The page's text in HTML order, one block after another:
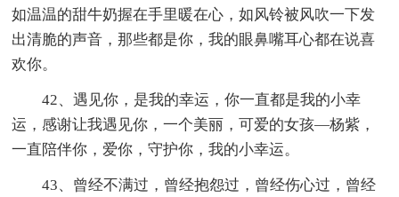
如温温的甜牛奶握在手里暖在心，如风铃被风吹一下发
出清脆的声音，那些都是你，我的眼鼻嘴耳心都在说喜
欢你。
42、遇见你，是我的幸运，你一直都是我的小幸
运，感谢让我遇见你，一个美丽，可爱的女孩―杨紫，
一直陪伴你，爱你，守护你，我的小幸运。
43、曾经不满过，曾经抱怨过，曾经伤心过，曾经